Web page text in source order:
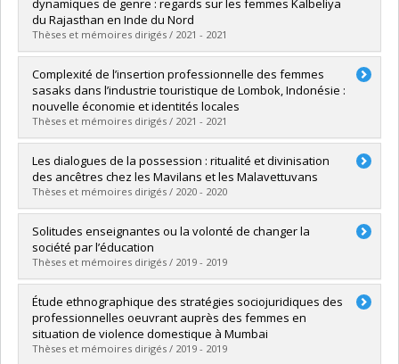
Grade :M.A.
Lien vers le document dans Papyrus
dynamiques de genre : regards sur les femmes Kalbeliya
du Rajasthan en Inde du Nord
Thèses et mémoires dirigés / 2021 - 2021
Graduate :Saulnier, Marianne-Sarah
Cycle :Doctoral
Grade :Ph. D.
Lien vers le document dans Papyrus
Complexité de l’insertion professionnelle des femmes
sasaks dans l’industrie touristique de Lombok, Indonésie :
nouvelle économie et identités locales
Thèses et mémoires dirigés / 2021 - 2021
Graduate :Belliard, Auréliane
Cycle :Master's
Grade :M. Sc.
Lien vers le document dans Papyrus
Les dialogues de la possession : ritualité et divinisation
des ancêtres chez les Mavilans et les Malavettuvans
Thèses et mémoires dirigés / 2020 - 2020
Graduate :Brillant-Giroux, Vincent
Cycle :Doctoral
Grade :Ph. D.
Lien vers le document dans Papyrus
Solitudes enseignantes ou la volonté de changer la
société par l’éducation
Thèses et mémoires dirigés / 2019 - 2019
Graduate :Bradet, Julie
Cycle :Doctoral
Grade :Ph. D.
Lien vers le document dans Papyrus
Étude ethnographique des stratégies sociojuridiques des
professionnelles oeuvrant auprès des femmes en
situation de violence domestique à Mumbai
Thèses et mémoires dirigés / 2019 - 2019